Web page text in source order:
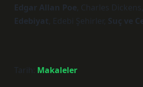
Edgar Allan Poe Charles Dickens
Edebiyat Edebi Şehirler Suç ve
Tarih: Makaleler